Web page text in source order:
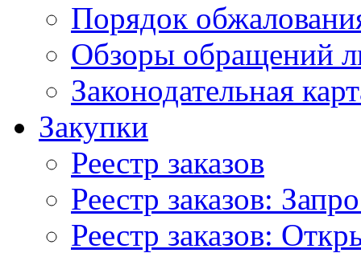
Порядок
Обзоры обращений
Законодательная
Закупки
Реестр заказов
Реестр заказов:
Реестр заказов: